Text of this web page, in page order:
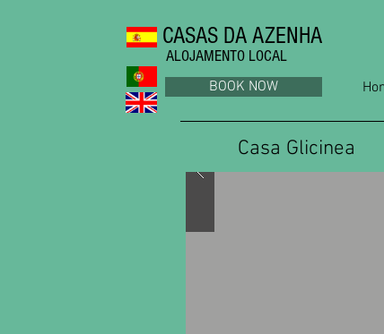
CASAS DA AZENHA
ALOJAMENTO LOCAL
BOOK NOW
Casa Glicinea